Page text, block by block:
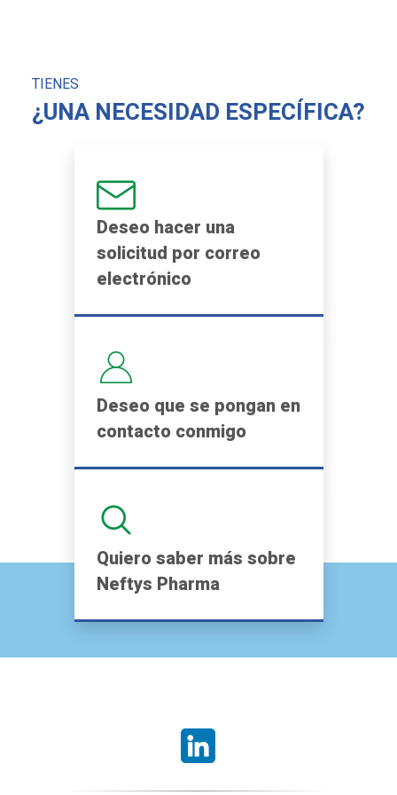
TIENES
¿UNA NECESIDAD ESPECÍFICA?
Deseo hacer una
solicitud por correo
electrónico
Deseo que se pongan en
contacto conmigo
Quiero saber más sobre
Neftys Pharma